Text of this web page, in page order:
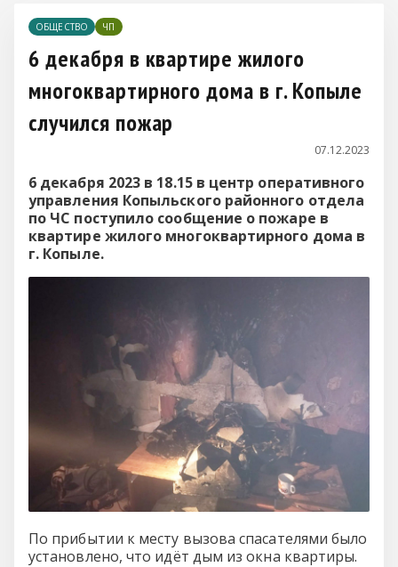
ОБЩЕСТВО ЧП
6 декабря в квартире жилого
многоквартирного дома в г. Копыле
случился пожар
07.12.2023
6 декабря 2023 в 18.15 в центр оперативного
управления Копыльского районного отдела
по ЧС поступило сообщение о пожаре в
квартире жилого многоквартирного дома в
г. Копыле.
По прибытии к месту вызова спасателями было
установлено, что идёт дым из окна квартиры.